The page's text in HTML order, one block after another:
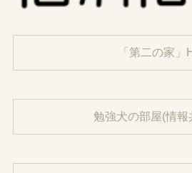
「第二の家」
勉強犬の部屋(情報